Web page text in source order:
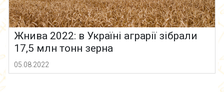
Жнива 2022: в Україні аграрії зібрали
17,5 млн тонн зерна
05.08.2022